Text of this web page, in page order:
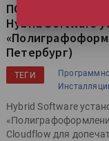
ПО для
Hybrid Software
Петербург)
ТЕГИ
Hybrid Software
Cloudflow для